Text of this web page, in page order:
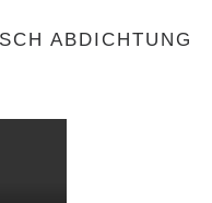
ABDICHTUNG